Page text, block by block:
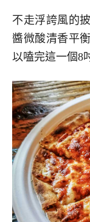
不走浮誇風的
醬微酸清香平
以嗑完這一個8